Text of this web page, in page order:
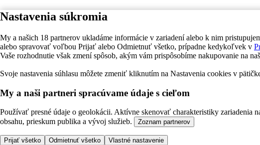
Nastavenia súkromia
My a našich 18 partnerov ukladáme informácie v zariadení alebo k nim
alebo spravovať voľbou Prijať alebo Odmietnuť všetko, prípadne kedykoľvek v
Vaše rozhodnutie však zmení spôsob, akým vám prispôsobíme nakupovanie na
Svoje nastavenia súhlasu môžete zmeniť kliknutím na Nastavenia cookies v
My a naši partneri spracúvame údaje s cieľom
Používať presné údaje o geolokácii. Aktívne skenovať charakteristiky zariadenia
obsahu, prieskum publika a vývoj služieb.
Zoznam partnerov
Prijať všetko Odmietnuť všetko Vlastné nastavenie